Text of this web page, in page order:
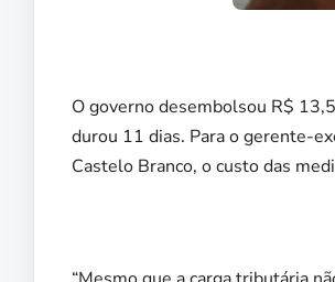
O governo desembolsou R$
durou 11 dias. Para o gerente-
Castelo Branco, o custo das